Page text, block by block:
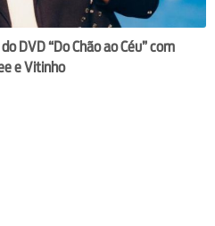
DVD “Do Chão ao Céu” com
e Vitinho